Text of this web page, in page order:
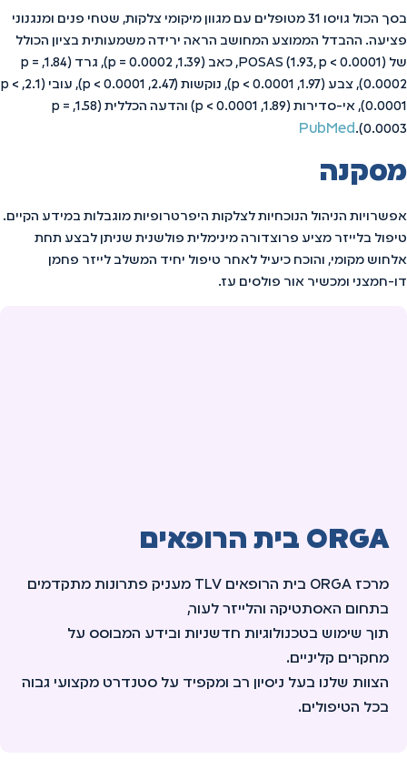
בסך הכול גויסו 31 מטופלים עם מגוון מיקומי צלקות, שטחי פנים ומנגנוני
פציעה. ההבדל הממוצע המחושב הראה ירידה משמעותית בציון הכולל
של POSAS (1.93, p < 0.0001), כאב (1.39, p = 0.0002), גרד (1.84, p =
0.0002), צבע (1.97, p < 0.0001), נוקשות (2.47, p < 0.0001), עובי (2.1, p <
0.0001), אי-סדירות (1.89, p < 0.0001) והדעה הכללית (1.58, p =
0.0003).
PubMed
מסקנה
אפשרויות הניהול הנוכחיות לצלקות היפרטרופיות מוגבלות במידע הקיים.
טיפול בלייזר מציע פרוצדורה מינימלית פולשנית שניתן לבצע תחת
אלחוש מקומי, והוכח כיעיל לאחר טיפול יחיד המשלב לייזר פחמן
דו-חמצני ומכשיר אור פולסים עז.
ORGA בית הרופאים
מרכז ORGA בית הרופאים TLV מעניק פתרונות מתקדמים
בתחום האסתטיקה והלייזר לעור,
תוך שימוש בטכנולוגיות חדשניות ובידע המבוסס על
מחקרים קליניים.
הצוות שלנו בעל ניסיון רב ומקפיד על סטנדרט מקצועי גבוה
בכל הטיפולים.